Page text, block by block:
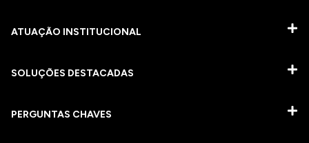
ATUAÇÃO INSTITUCIONAL
SOLUÇÕES DESTACADAS
PERGUNTAS CHAVES​